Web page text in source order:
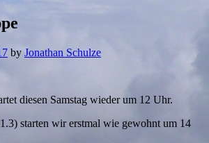
by Jonathan Schulze
diesen Samstag wieder um 12 Uhr.
starten wir erstmal wie gewohnt um 14